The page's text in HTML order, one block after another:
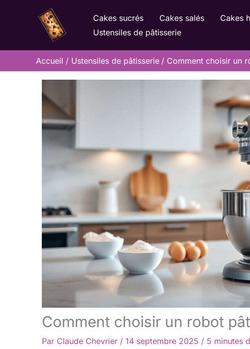
Cakes sucrés Cakes salés Cakes
Ustensiles de pâtisserie
Accueil Ustensiles de pâtisserie Comment choisir un
Comment choisir un robot
Par Claude Chevrier / 14 septembre 2025 / 5 minutes